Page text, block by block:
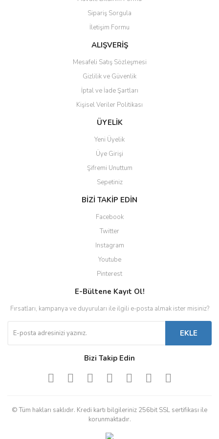
Ürün bilgilerinde hatalar bulunuyor.
Ürün fiyatı diğer sitelerden daha pahalı.
Bu ürüne benzer farklı alternatifler olmalı.
Gönder
Sipariş Sorgula
İletişim Formu
ALIŞVERİŞ
Mesafeli Satış Sözleşmesi
Gizlilik ve Güvenlik
İptal ve İade Şartları
Kişisel Veriler Politikası
ÜYELİK
Yeni Üyelik
Üye Girişi
Şifremi Unuttum
Sepetiniz
BİZİ TAKİP EDİN
Facebook
Twitter
Instagram
Youtube
Pinterest
E-Bültene Kayıt Ol!
Fırsatları, kampanya ve duyuruları ile ilgili e-posta almak ister misiniz?
EKLE
Bizi Takip Edin
© Tüm hakları saklıdır. Kredi kartı bilgileriniz 256bit SSL sertifikası ile
korunmaktadır.